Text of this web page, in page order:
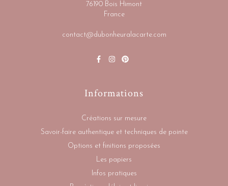
76190 Bois Himont
France
contact@dubonheuralacarte.com
Informations
Créations sur mesure
Savoir-faire authentique et techniques de pointe
Options et finitions proposées
Les papiers
Infos pratiques